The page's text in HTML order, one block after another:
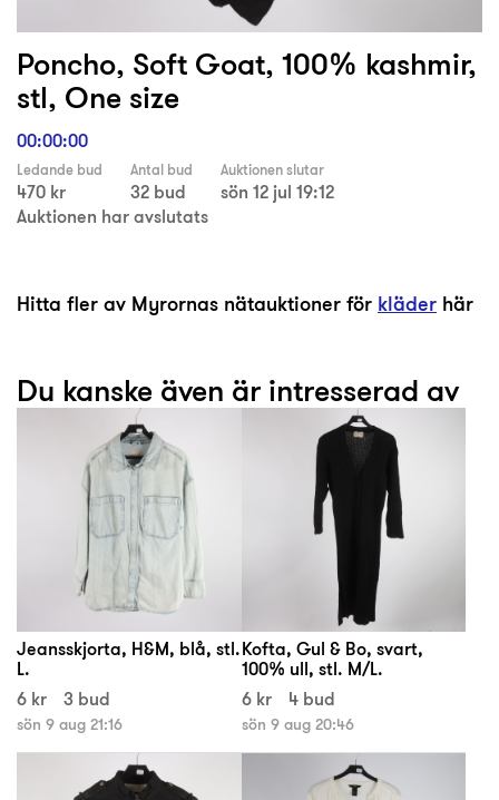
Poncho, Soft Goat, 100% kashmir,
stl, One size
00:00:00
Ledande bud
470 kr
Antal bud
32 bud
Auktionen slutar
sön 12 jul 19:12
Auktionen har avslutats
Hitta fler av Myrornas nätauktioner för kläder här
Du kanske även är intresserad av
Jeansskjorta, H&M, blå, stl.
L.
6 kr
3 bud
sön 9 aug 21:16
Kofta, Gul & Bo, svart,
100% ull, stl. M/L.
6 kr
4 bud
sön 9 aug 20:46